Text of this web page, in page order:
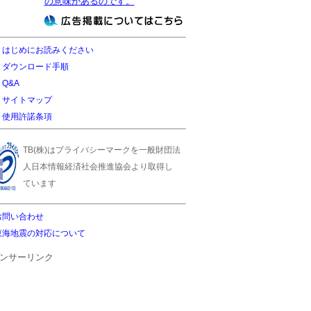
はじめにお読みください
ダウンロード手順
Q&A
サイトマップ
使用許諾条項
TB(株)はプライバシーマークを一般財団法
人日本情報経済社会推進協会より取得し
ています
問い合わせ
海地震の対応について
サーリンク